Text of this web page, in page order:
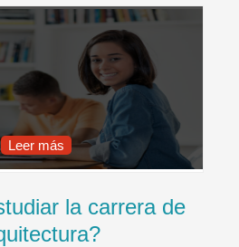
Leer más
la carrera de